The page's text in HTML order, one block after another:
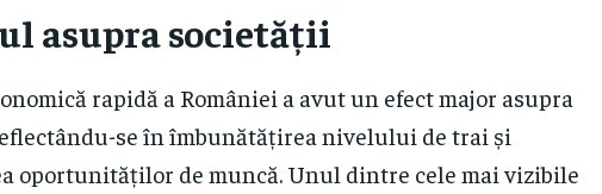
asupra societății
rapidă a României a avut un efect major asupra
se în îmbunătățirea nivelului de trai și
oportunităților de muncă. Unul dintre cele mai vizibile